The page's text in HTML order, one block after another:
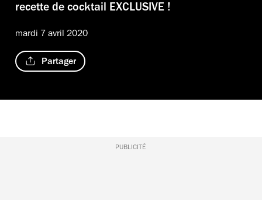
recette de cocktail EXCLUSIVE !
mardi 7 avril 2020
Partager
PUBLICITÉ